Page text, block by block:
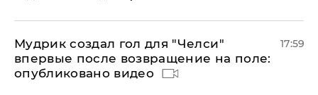
Мудрик создал гол для "Челси"
впервые после возвращение на поле:
опубликовано видео
17:59